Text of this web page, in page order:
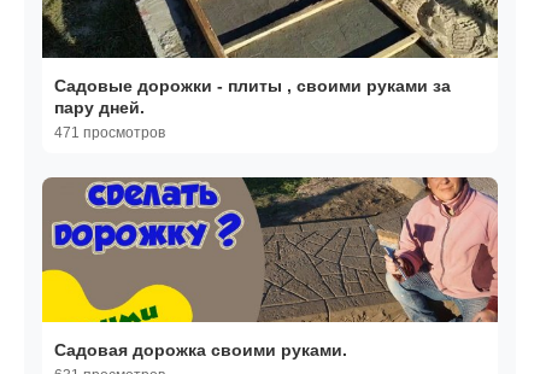
Садовые дорожки - плиты , своими руками за
пару дней.
471 просмотров
Садовая дорожка своими руками.